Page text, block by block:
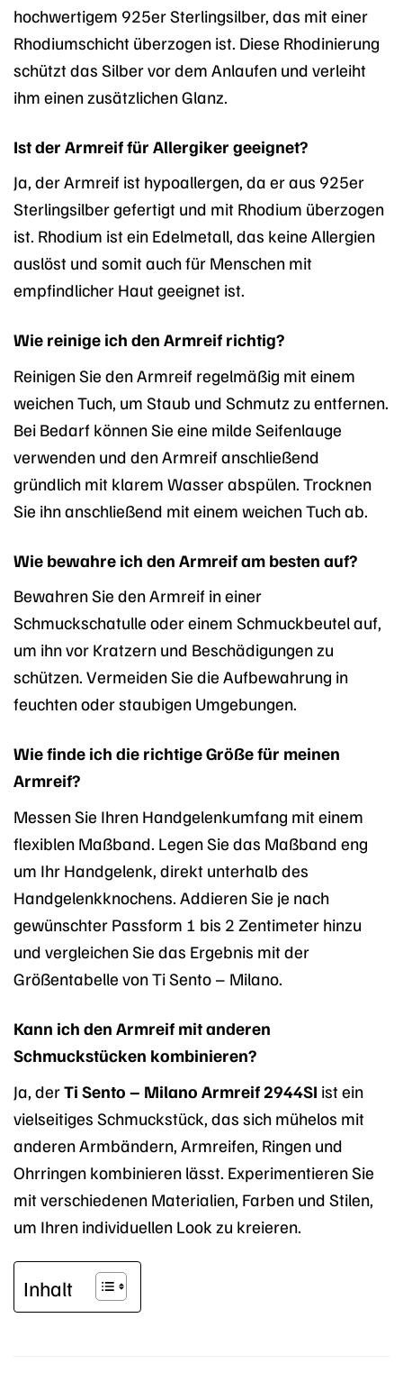
hochwertigem 925er Sterlingsilber, das mit einer
Rhodiumschicht überzogen ist. Diese Rhodinierung
schützt das Silber vor dem Anlaufen und verleiht
ihm einen zusätzlichen Glanz.
Ist der Armreif für Allergiker geeignet?
Ja, der Armreif ist hypoallergen, da er aus 925er
Sterlingsilber gefertigt und mit Rhodium überzogen
ist. Rhodium ist ein Edelmetall, das keine Allergien
auslöst und somit auch für Menschen mit
empfindlicher Haut geeignet ist.
Wie reinige ich den Armreif richtig?
Reinigen Sie den Armreif regelmäßig mit einem
weichen Tuch, um Staub und Schmutz zu entfernen.
Bei Bedarf können Sie eine milde Seifenlauge
verwenden und den Armreif anschließend
gründlich mit klarem Wasser abspülen. Trocknen
Sie ihn anschließend mit einem weichen Tuch ab.
Wie bewahre ich den Armreif am besten auf?
Bewahren Sie den Armreif in einer
Schmuckschatulle oder einem Schmuckbeutel auf,
um ihn vor Kratzern und Beschädigungen zu
schützen. Vermeiden Sie die Aufbewahrung in
feuchten oder staubigen Umgebungen.
Wie finde ich die richtige Größe für meinen
Armreif?
Messen Sie Ihren Handgelenkumfang mit einem
flexiblen Maßband. Legen Sie das Maßband eng
um Ihr Handgelenk, direkt unterhalb des
Handgelenkknochens. Addieren Sie je nach
gewünschter Passform 1 bis 2 Zentimeter hinzu
und vergleichen Sie das Ergebnis mit der
Größentabelle von Ti Sento – Milano.
Kann ich den Armreif mit anderen
Schmuckstücken kombinieren?
Ja, derTi Sento – Milano Armreif 2944SI ist ein
vielseitiges Schmuckstück, das sich mühelos mit
anderen Armbändern, Armreifen, Ringen und
Ohrringen kombinieren lässt. Experimentieren Sie
mit verschiedenen Materialien, Farben und Stilen,
um Ihren individuellen Look zu kreieren.
Inhalt